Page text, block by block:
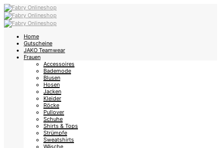
Home
Gutscheine
JAKO Teamwear
Frauen
Accessoires
Bademode
Blusen
Hosen
Jacken
Kleider
Röcke
Pullover
Schuhe
Shirts & Tops
Strümpfe
Sweatshirts
Wäsche